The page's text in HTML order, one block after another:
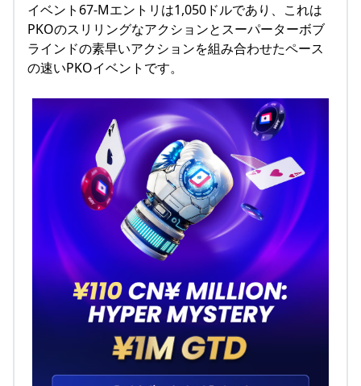
イベント67-Mエントリは1,050ドルであり、これは
PKOのスリリングなアクションとスーパーターボブ
ラインドの素早いアクションを組み合わせたペース
の速いPKOイベントです。